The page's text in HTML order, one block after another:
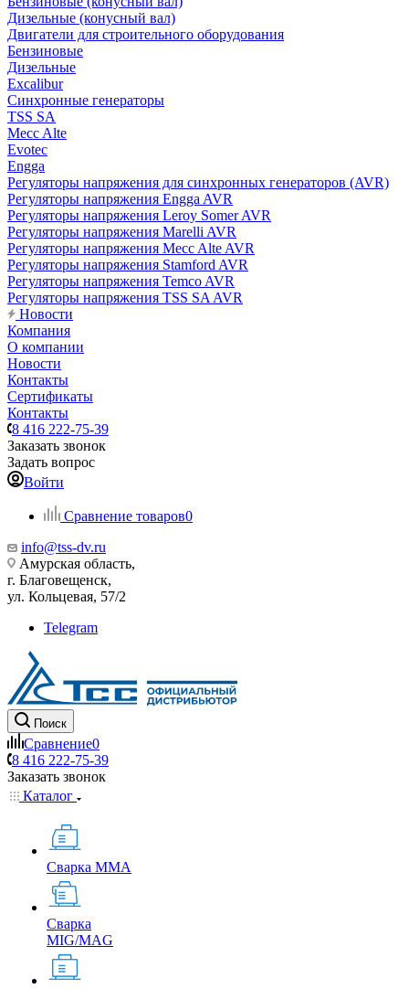
Дизельные (конусный вал)
Двигатели для строительного оборудования
Бензиновые
Дизельные
Excalibur
Синхронные генераторы
TSS SA
Mecc Alte
Evotec
Engga
Регуляторы напряжения для синхронных генераторов (AVR)
Регуляторы напряжения Engga AVR
Регуляторы напряжения Leroy Somer AVR
Регуляторы напряжения Marelli AVR
Регуляторы напряжения Mecc Alte AVR
Регуляторы напряжения Stamford AVR
Регуляторы напряжения Temco AVR
Регуляторы напряжения TSS SA AVR
Новости
Компания
О компании
Новости
Контакты
Сертификаты
Контакты
8 416 222-75-39
Заказать звонок
Задать вопрос
Войти
Сравнение товаров0
info@tss-dv.ru
Амурская область,
г. Благовещенск,
ул. Кольцевая, 57/2
Telegram
Поиск
Сравнение0
8 416 222-75-39
Заказать звонок
Каталог
Сварка MMA
Сварка
MIG/MAG